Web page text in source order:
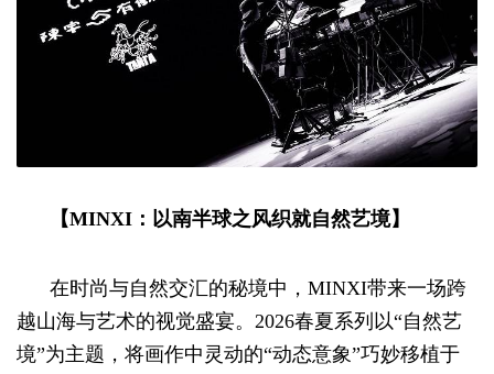
【MINXI：以南半球之风织就自然艺境】
在时尚与自然交汇的秘境中，MINXI带来一场跨
越山海与艺术的视觉盛宴。2026春夏系列以“自然艺
境”为主题，将画作中灵动的“动态意象”巧妙移植于